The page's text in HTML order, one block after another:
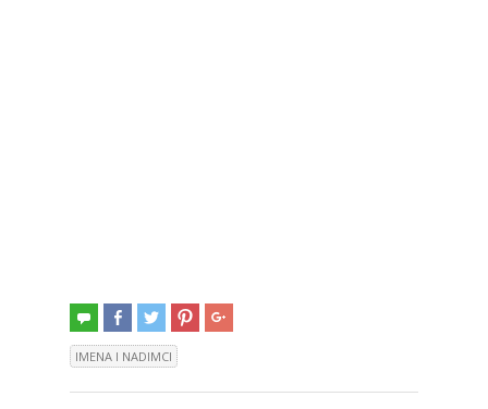
IMENA I NADIMCI